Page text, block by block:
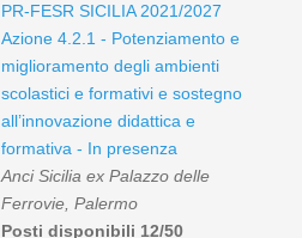
PR-FESR SICILIA 2021/2027
Azione 4.2.1 - Potenziamento e
miglioramento degli ambienti
scolastici e formativi e sostegno
all’innovazione didattica e
formativa - In presenza
Anci Sicilia ex Palazzo delle
Ferrovie, Palermo
Posti disponibili 12/50